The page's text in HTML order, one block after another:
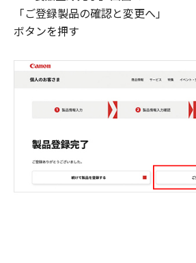
「ご登録製品の確認と変更へ」
ボタンを押す